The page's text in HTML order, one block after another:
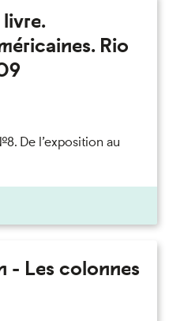
livre.
Rio
De l’exposition au
- Les colonnes